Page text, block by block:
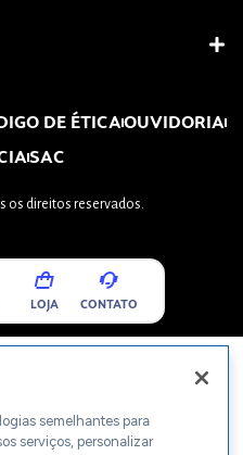
DE ÉTICAOUVIDORIA
SAC
os direitos reservados.
LOJA CONTATO
semelhantes para
serviços, personalizar